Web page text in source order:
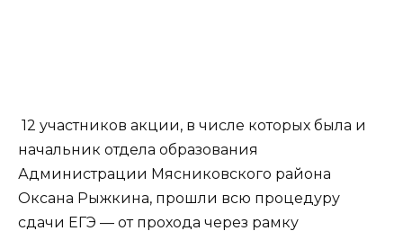
12 участников акции, в числе которых была и
начальник отдела образования
Администрации Мясниковского района
Оксана Рыжкина, прошли всю процедуру
сдачи ЕГЭ — от прохода через рамку